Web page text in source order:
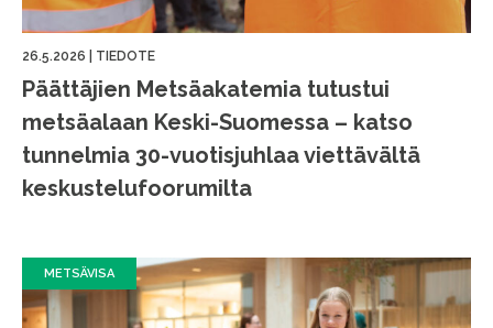
26.5.2026 TIEDOTE
Päättäjien Metsäakatemia tutustui
metsäalaan Keski-Suomessa – katso
tunnelmia 30-vuotisjuhlaa viettävältä
keskustelufoorumilta
METSÄVISA